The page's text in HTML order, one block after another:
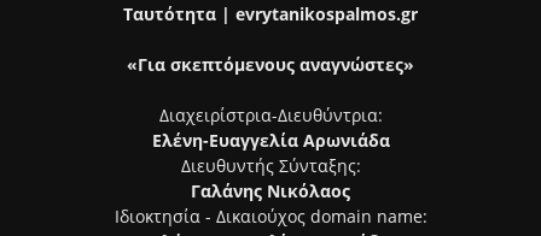
Ταυτότητα | evrytanikospalmos.gr
«Για σκεπτόμενους αναγνώστες»
Διαχειρίστρια-Διευθύντρια:
Ελένη-Ευαγγελία Αρωνιάδα
Διευθυντής Σύνταξης:
Γαλάνης Νικόλαος
Ιδιοκτησία - Δικαιούχος domain name: